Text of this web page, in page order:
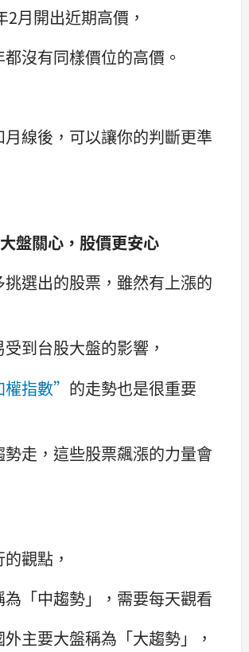
2月開出近期高價，
沒有同樣價位的高價。
月線後，可以讓你的判斷更準
盤關心，股價更安心
挑選出的股票，雖然有上漲的
到台股大盤的影響，
指數” 的走勢也是很重要
走，這些股票飆漲的力量會
觀點，
為「中趨勢」，需要每天觀看
主要大盤稱為「大趨勢」，